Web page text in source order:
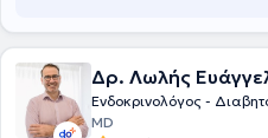
Δρ. Λωλής
Ενδοκρινολόγος -
MD